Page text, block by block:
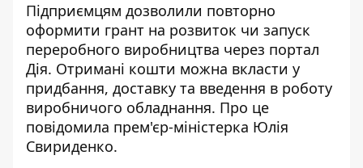
Підприємцям дозволили повторно
оформити грант на розвиток чи запуск
переробного виробництва через портал
Дія. Отримані кошти можна вкласти у
придбання, доставку та введення в роботу
виробничого обладнання. Про це
повідомила прем'єр-міністерка Юлія
Свириденко.